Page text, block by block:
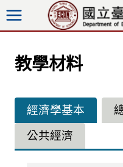
跳
至
教學材料
經濟學基本
公共經濟